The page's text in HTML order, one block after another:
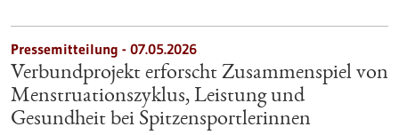
Pressemitteilung - 07.05.2026
Verbundprojekt erforscht Zusammenspiel von
Menstruationszyklus, Leistung und
Gesundheit bei Spitzensportlerinnen